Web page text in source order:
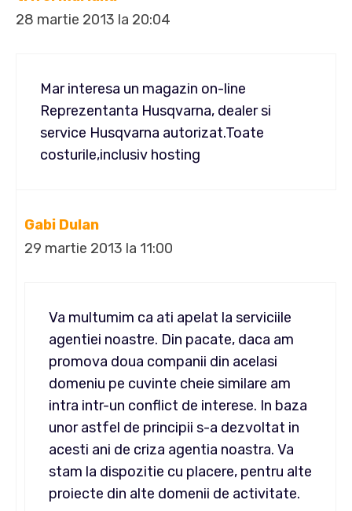
28 martie 2013 la 20:04
Mar interesa un magazin on-line
Reprezentanta Husqvarna, dealer si
service Husqvarna autorizat.Toate
costurile,inclusiv hosting
Gabi Dulan
29 martie 2013 la 11:00
Va multumim ca ati apelat la serviciile
agentiei noastre. Din pacate, daca am
promova doua companii din acelasi
domeniu pe cuvinte cheie similare am
intra intr-un conflict de interese. In baza
unor astfel de principii s-a dezvoltat in
acesti ani de criza agentia noastra. Va
stam la dispozitie cu placere, pentru alte
proiecte din alte domenii de activitate.